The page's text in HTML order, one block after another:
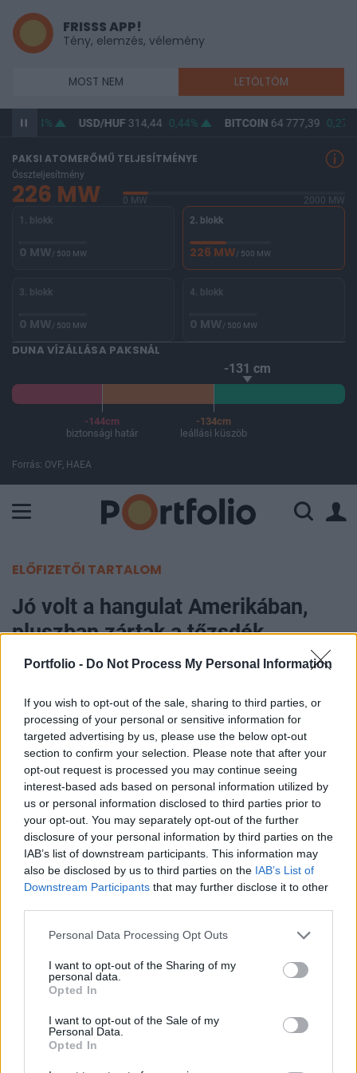
Portfolio - Do Not Process My Personal Information
If you wish to opt-out of the sale, sharing to third parties, or
processing of your personal or sensitive information for
targeted advertising by us, please use the below opt-out
section to confirm your selection. Please note that after your
opt-out request is processed you may continue seeing
interest-based ads based on personal information utilized by
us or personal information disclosed to third parties prior to
your opt-out. You may separately opt-out of the further
disclosure of your personal information by third parties on the
IAB’s list of downstream participants. This information may
also be disclosed by us to third parties on the IAB’s List of
Downstream Participants that may further disclose it to other
Personal Data Processing Opt Outs
I want to opt-out of the Sharing of my
personal data.
Opted In
I want to opt-out of the Sale of my
Personal Data.
Opted In
FRISSS APP!
Tény, elemzés, vélemény
MOST NEM LETÖLTÖM
0,34% USD/HUF314,44 0,44% BITCOIN64 777,39 0,27%
PAKSI ATOMERŐMŰ TELJESÍTMÉNYE
Összteljesítmény
226 MW 0 MW
2000 MW
1. blokk
0 MW/ 500 MW
2. blokk
226 MW/ 500 MW
3. blokk
0 MW/ 500 MW
4. blokk
0 MW/ 500 MW
DUNA VÍZÁLLÁSA PAKSNÁL
-131 cm
-144cm
biztonsági határ
-134cm
leállási küszöb
Forrás: OVF, HAEA
ELŐFIZETŐI TARTALOM
Jó volt a hangulat Amerikában,
pluszban zártak a tőzsdék
Nagy esés volt szerdán az európai tőzsdéken, a
rossz hangulat aztán átterjedt az amerikai
részvénypiacokra is, igaz, ott nap végére már
megérkezett a fordulat, és végül a napi
mélypontoknál magasabban tudtak zárni a vezető
amerikai részvényindexek. Ázsiában ma reggel
vegyes a hangulat, de a főbb indexek közül a japán
Nikkei és a dél-koreai Kospi is emelkedni tudott.
Az európai részvénypiacokon mérsékelt
elsősorban az iráni eseményekre figyelnek, ami
újabb eszkaláció felé indult az elmúlt órákban,
amire világszerte estek a részvénypiacok,
hangulatban zajlik a kereskedés.